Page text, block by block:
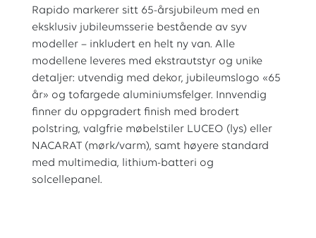
Rapido markerer sitt 65-årsjubileum med en
eksklusiv jubileumsserie bestående av syv
modeller – inkludert en helt ny van. Alle
modellene leveres med ekstrautstyr og unike
detaljer: utvendig med dekor, jubileumslogo «65
år» og tofargede aluminiumsfelger. Innvendig
finner du oppgradert finish med brodert
polstring, valgfrie møbelstiler LUCEO (lys) eller
NACARAT (mørk/varm), samt høyere standard
med multimedia, lithium-batteri og
solcellepanel.